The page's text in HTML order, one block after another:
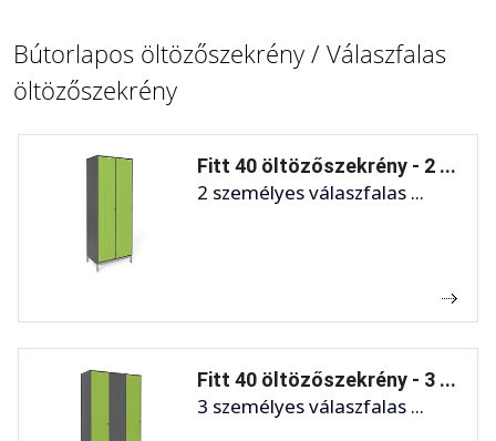
Bútorlapos öltözőszekrény / Válaszfalas
öltözőszekrény
Fitt 40 öltözőszekrény - 2 ...
2 személyes válaszfalas ...
Fitt 40 öltözőszekrény - 3 ...
3 személyes válaszfalas ...